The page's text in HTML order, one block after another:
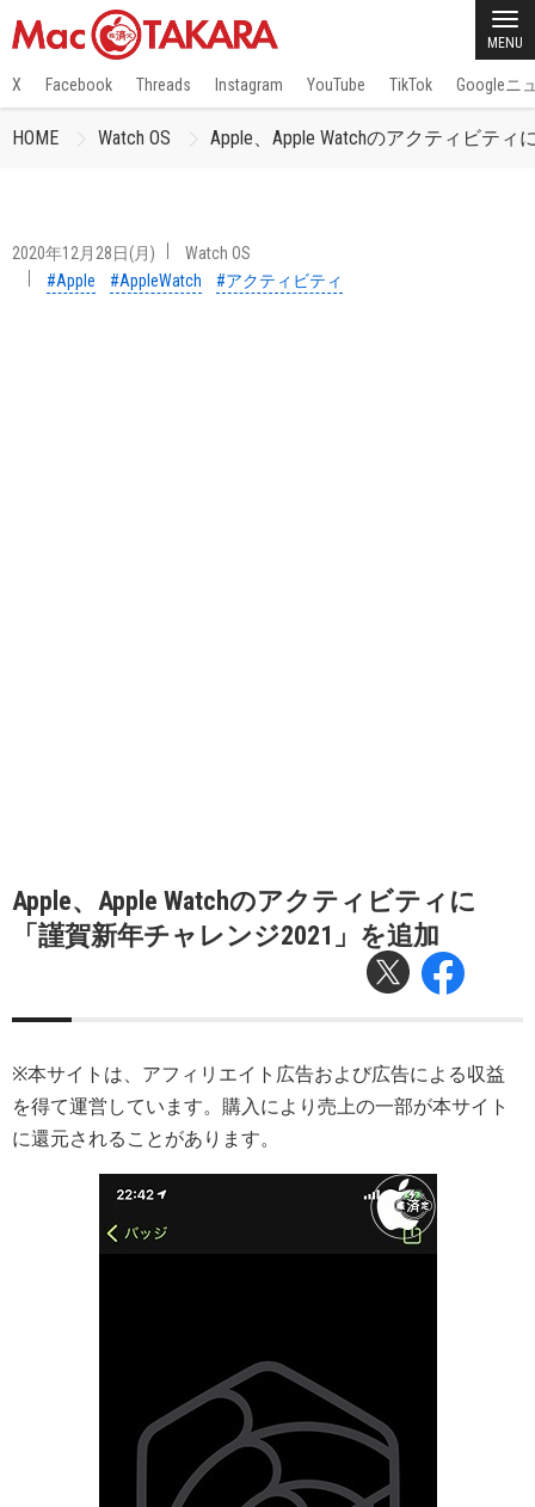
MENU
X Facebook Threads Instagram YouTube TikTok Googleニ
HOME Watch OS Apple、Apple Watchのアクティビテ
2020年12月28日(月)
Watch OS
#Apple
#AppleWatch #アクティビティ
Apple、Apple Watchのアクティビティに
「謹賀新年チャレンジ2021」を追加
※本サイトは、アフィリエイト広告および広告による収益
を得て運営しています。購入により売上の一部が本サイト
に還元されることがあります。